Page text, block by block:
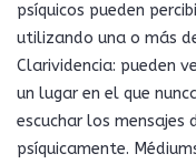
psíquicos pueden
utilizando una o más
Clarividencia: pueden
un lugar en el que
escuchar los mensajes
psíquicamente.